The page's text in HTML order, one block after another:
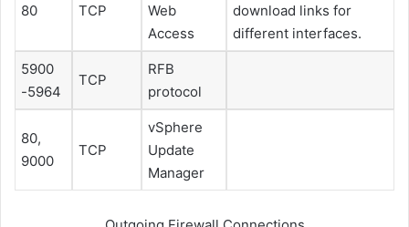
80 TCP
Web
Access
download links for
different interfaces.
5900
-5964
TCP
RFB
protocol
80,
9000
TCP
vSphere
Update
Manager